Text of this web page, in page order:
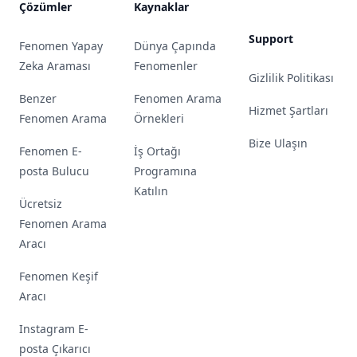
Çözümler
Fenomen Yapay
Zeka Araması
Benzer
Fenomen Arama
Fenomen E-
posta Bulucu
Ücretsiz
Fenomen Arama
Aracı
Fenomen Keşif
Aracı
Instagram E-
posta Çıkarıcı
Kaynaklar
Dünya Çapında
Fenomenler
Fenomen Arama
Örnekleri
İş Ortağı
Programına
Katılın
Support
Gizlilik Politikası
Hizmet Şartları
Bize Ulaşın